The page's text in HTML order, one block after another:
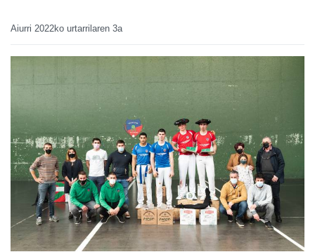
Aiurri 2022ko urtarrilaren 3a